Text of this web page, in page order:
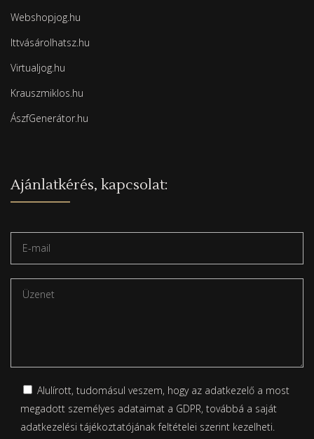
Webshopjog.hu
Ittvásárolhatsz.hu
Virtualjog.hu
Krauszmiklos.hu
ÁszfGenerátor.hu
Ajánlatkérés, kapcsolat:
Alulírott, tudomásul veszem, hogy az adatkezelő a most
megadott személyes adataimat a GDPR, továbbá a saját
adatkezelési tájékoztatójánakfeltételei szerint kezelheti.